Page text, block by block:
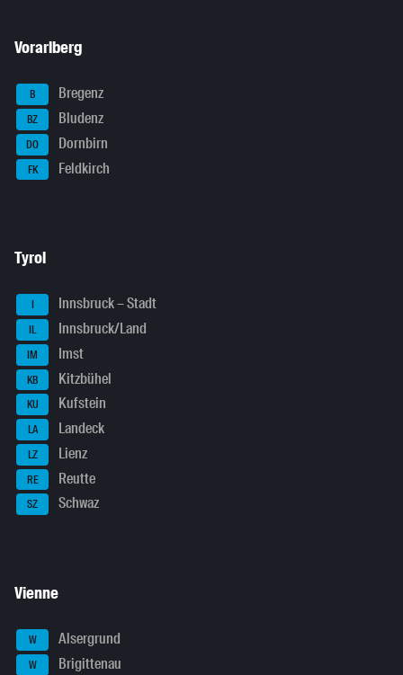
Vorarlberg
B Bregenz
BZ Bludenz
DO Dornbirn
FK Feldkirch
Tyrol
I Innsbruck – Stadt
IL Innsbruck/Land
IM Imst
KB Kitzbühel
KU Kufstein
LA Landeck
LZ Lienz
RE Reutte
SZ Schwaz
Vienne
W Alsergrund
W Brigittenau